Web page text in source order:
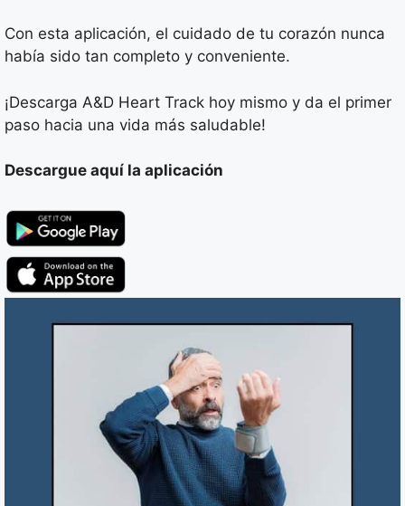
Con esta aplicación, el cuidado de tu corazón nunca
había sido tan completo y conveniente.
¡Descarga A&D Heart Track hoy mismo y da el primer
paso hacia una vida más saludable!
Descargue aquí la aplicación